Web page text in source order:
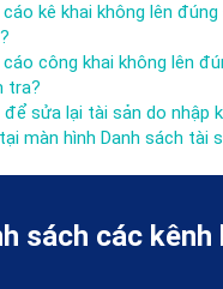
kê khai không lên
công khai không lên
tra?
sửa lại tài sản do nhập
màn hình Danh sách tài
sách các kênh